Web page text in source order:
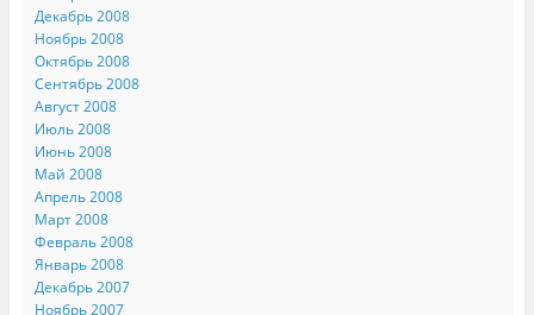
Декабрь 2008
Ноябрь 2008
Октябрь 2008
Сентябрь 2008
Август 2008
Июль 2008
Июнь 2008
Май 2008
Апрель 2008
Март 2008
Февраль 2008
Январь 2008
Декабрь 2007
Ноябрь 2007